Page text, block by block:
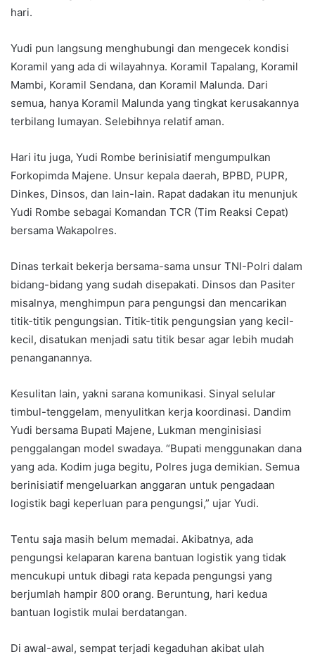
hari.
Yudi pun langsung menghubungi dan mengecek kondisi
Koramil yang ada di wilayahnya. Koramil Tapalang, Koramil
Mambi, Koramil Sendana, dan Koramil Malunda. Dari
semua, hanya Koramil Malunda yang tingkat kerusakannya
terbilang lumayan. Selebihnya relatif aman.
Hari itu juga, Yudi Rombe berinisiatif mengumpulkan
Forkopimda Majene. Unsur kepala daerah, BPBD, PUPR,
Dinkes, Dinsos, dan lain-lain. Rapat dadakan itu menunjuk
Yudi Rombe sebagai Komandan TCR (Tim Reaksi Cepat)
bersama Wakapolres.
Dinas terkait bekerja bersama-sama unsur TNI-Polri dalam
bidang-bidang yang sudah disepakati. Dinsos dan Pasiter
misalnya, menghimpun para pengungsi dan mencarikan
titik-titik pengungsian. Titik-titik pengungsian yang kecil-
kecil, disatukan menjadi satu titik besar agar lebih mudah
penanganannya.
Kesulitan lain, yakni sarana komunikasi. Sinyal selular
timbul-tenggelam, menyulitkan kerja koordinasi. Dandim
Yudi bersama Bupati Majene, Lukman menginisiasi
penggalangan model swadaya. “Bupati menggunakan dana
yang ada. Kodim juga begitu, Polres juga demikian. Semua
berinisiatif mengeluarkan anggaran untuk pengadaan
logistik bagi keperluan para pengungsi,” ujar Yudi.
Tentu saja masih belum memadai. Akibatnya, ada
pengungsi kelaparan karena bantuan logistik yang tidak
mencukupi untuk dibagi rata kepada pengungsi yang
berjumlah hampir 800 orang. Beruntung, hari kedua
bantuan logistik mulai berdatangan.
Di awal-awal, sempat terjadi kegaduhan akibat ulah